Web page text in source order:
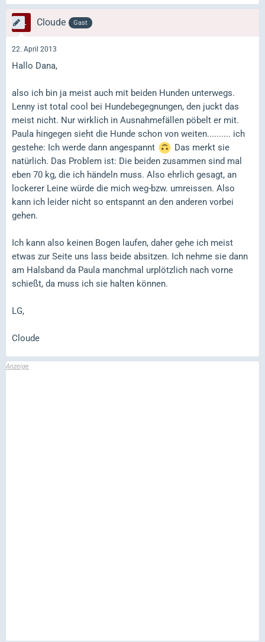
Cloude Gast
22. April 2013
Hallo Dana,
also ich bin ja meist auch mit beiden Hunden unterwegs.
Lenny ist total cool bei Hundebegegnungen, den juckt das
meist nicht. Nur wirklich in Ausnahmefällen pöbelt er mit.
Paula hingegen sieht die Hunde schon von weiten.......... ich
gestehe: Ich werde dann angespannt
Das merkt sie
natürlich. Das Problem ist: Die beiden zusammen sind mal
eben 70 kg, die ich händeln muss. Also ehrlich gesagt, an
lockerer Leine würde die mich weg-bzw. umreissen. Also
kann ich leider nicht so entspannt an den anderen vorbei
gehen.
Ich kann also keinen Bogen laufen, daher gehe ich meist
etwas zur Seite uns lass beide absitzen. Ich nehme sie dann
am Halsband da Paula manchmal urplötzlich nach vorne
schießt, da muss ich sie halten können.
LG,
Cloude